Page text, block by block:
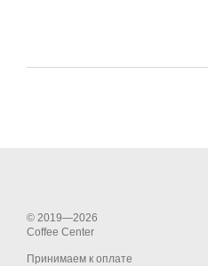
© 2019—2026
Coffee Center
Принимаем к оплате